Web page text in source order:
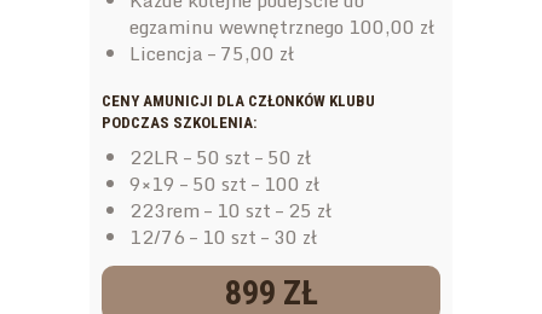
egzaminu wewnętrznego 100,00 zł
Licencja – 75,00 zł
CENY AMUNICJI DLA CZŁONKÓW KLUBU
PODCZAS SZKOLENIA:
22LR – 50 szt – 50 zł
9×19 – 50 szt – 100 zł
223rem – 10 szt – 25 zł
12/76 – 10 szt – 30 zł
899 ZŁ